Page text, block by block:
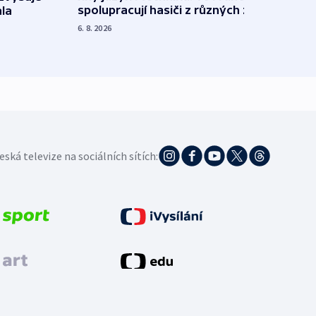
spolupracují hasiči z různých zemí
6. 8. 2026
televize na sociálních sítích: